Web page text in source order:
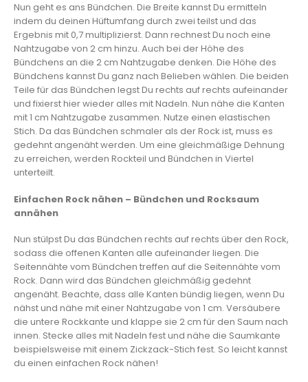
Nun geht es ans Bündchen. Die Breite kannst Du ermitteln
indem du deinen Hüftumfang durch zwei teilst und das
Ergebnis mit 0,7 multiplizierst. Dann rechnest Du noch eine
Nahtzugabe von 2 cm hinzu. Auch bei der Höhe des
Bündchens an die 2 cm Nahtzugabe denken. Die Höhe des
Bündchens kannst Du ganz nach Belieben wählen. Die beiden
Teile für das Bündchen legst Du rechts auf rechts aufeinander
und fixierst hier wieder alles mit Nadeln. Nun nähe die Kanten
mit 1 cm Nahtzugabe zusammen. Nutze einen elastischen
Stich. Da das Bündchen schmaler als der Rock ist, muss es
gedehnt angenäht werden. Um eine gleichmäßige Dehnung
zu erreichen, werden Rockteil und Bündchen in Viertel
unterteilt.
Einfachen Rock nähen – Bündchen und Rocksaum
annähen
Nun stülpst Du das Bündchen rechts auf rechts über den Rock,
sodass die offenen Kanten alle aufeinander liegen. Die
Seitennähte vom Bündchen treffen auf die Seitennähte vom
Rock. Dann wird das Bündchen gleichmäßig gedehnt
angenäht. Beachte, dass alle Kanten bündig liegen, wenn Du
nähst und nähe mit einer Nahtzugabe von 1 cm. Versäubere
die untere Rockkante und klappe sie 2 cm für den Saum nach
innen. Stecke alles mit Nadeln fest und nähe die Saumkante
beispielsweise mit einem Zickzack-Stich fest. So leicht kannst
du einen einfachen Rock nähen!